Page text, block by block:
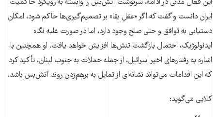
این فعال مدنی در ادامه، سرنوشت آتش‌بس را وابسته به رویکرد حاکمیت
ایران دانست و گفت که اگر «عقل بقا» بر تصمیم‌گیری‌ها حاکم شود، امکان
دستیابی به توافق و حتی صلح وجود دارد، اما در صورت غلبه نگاه
ایدئولوژیک، احتمال بازگشت تنش‌ها افزایش خواهد یافت. او همچنین با
اشاره به رفتارهای اخیر اسرائیل، از جمله حملات به جنوب لبنان، تأکید کرد
که این اقدامات می‌تواند نشانه‌ای از تمایل به برهم‌زدن روند آتش‌بس باشد.
کلایی می‌گوید: